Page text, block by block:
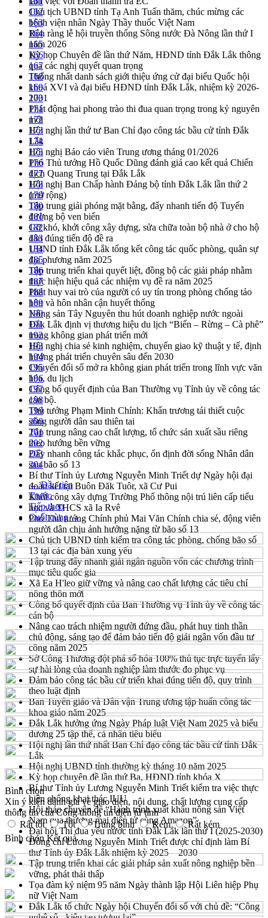
Chủ tịch UBND tỉnh Tạ Anh Tuấn thăm, chúc mừng các
bệnh viện nhân Ngày Thầy thuốc Việt Nam
Rộn ràng lễ hội truyền thống Sông nước Đà Nông lần thứ I
năm 2026
Kỳ họp Chuyên đề lần thứ Năm, HĐND tỉnh Đắk Lắk thông
qua các nghị quyết quan trọng
Thống nhất danh sách giới thiệu ứng cử đại biểu Quốc hội
khoá XVI và đại biểu HĐND tỉnh Đắk Lắk, nhiệm kỳ 2026-
2031
Phát động hai phong trào thi đua quan trọng trong kỷ nguyên
mới
Hội nghị lần thứ tư Ban Chỉ đạo công tác bầu cử tỉnh Đắk
Lắk
Hội nghị Báo cáo viên Trung ương tháng 01/2026
Phó Thủ tướng Hồ Quốc Dũng đánh giá cao kết quả Chiến
dịch Quang Trung tại Đắk Lắk
Hội nghị Ban Chấp hành Đảng bộ tỉnh Đắk Lắk lần thứ 2
(mở rộng)
Tập trung giải phóng mặt bằng, đẩy nhanh tiến độ Tuyến
đường bộ ven biển
Gỡ khó, khởi công xây dựng, sửa chữa toàn bộ nhà ở cho hộ
dân đúng tiến độ đề ra
UBND tỉnh Đắk Lắk tổng kết công tác quốc phòng, quân sự
địa phương năm 2025
Tập trung triển khai quyết liệt, đồng bộ các giải pháp nhằm
thực hiện hiệu quả các nhiệm vụ đề ra năm 2025
Phát huy vai trò của người có uy tín trong phòng chống tảo
hôn và hôn nhân cận huyết thống
Nông sản Tây Nguyên thu hút doanh nghiệp nước ngoài
Đắk Lắk định vị thương hiệu du lịch “Biển – Rừng – Cà phê”
trong không gian phát triển mới
Hội nghị chia sẻ kinh nghiệm, chuyển giao kỹ thuật y tế, định
hướng phát triển chuyên sâu đến 2030
Chuyển đổi số mở ra không gian phát triển trong lĩnh vực văn
hóa, du lịch
Công bố quyết định của Ban Thường vụ Tỉnh ủy về công tác
cán bộ.
Thủ tướng Phạm Minh Chính: Khẩn trương tái thiết cuộc
sống người dân sau thiên tai
Tập trung nâng cao chất lượng, tổ chức sản xuất sầu riêng
theo hướng bền vững
Đẩy nhanh công tác khắc phục, ổn định đời sống Nhân dân
sau bão số 13
Bí thư Tỉnh ủy Lương Nguyễn Minh Triết dự Ngày hội đại
đoàn kết tại Buôn Đăk Tuôr, xã Cư Pui
Khởi công xây dựng Trường Phổ thông nội trú liên cấp tiểu
học và THCS xã Ia Rvê
Phó Thủ tướng Chính phủ Mai Văn Chính chia sẻ, động viên
người dân chịu ảnh hưởng nặng từ bão số 13
Chủ tịch UBND tỉnh kiểm tra công tác phòng, chống bão số
13 tại các địa bàn xung yếu
Tập trung đẩy nhanh giải ngân nguồn vốn các chương trình
mục tiêu quốc gia
Xã Ea H'leo giữ vững và nâng cao chất lượng các tiêu chí
nông thôn mới
Công bố quyết định của Ban Thường vụ Tỉnh ủy về công tác
cán bộ
Nâng cao trách nhiệm người đứng đầu, phát huy tinh thần
chủ động, sáng tạo để đảm bảo tiến độ giải ngân vốn đầu tư
công năm 2025
Sở Công Thương đột phá số hóa 100% thủ tục trực tuyến lấy
sự hài lòng của doanh nghiệp làm thước đo phục vụ
Đảm bảo công tác bầu cử triển khai đúng tiến độ, quy trình
theo luật định
Ban Tuyên giáo và Dân vận Trung ương tập huấn công tác
khoa giáo năm 2025
Đắk Lắk hưởng ứng Ngày Pháp luật Việt Nam 2025 và biểu
dương 25 tập thể, cá nhân tiêu biểu
Hội nghị lần thứ nhất Ban Chỉ đạo công tác bầu cử tỉnh Đắk
Lắk
Hội nghị UBND tỉnh thường kỳ tháng 10 năm 2025
Kỳ họp chuyên đề lần thứ Ba, HĐND tỉnh khóa X
Bí thư Tỉnh ủy Lương Nguyễn Minh Triết kiểm tra việc thực
hiện chống khai thác IUU
Hội thảo chuyên đề “Hành trình xuất khẩu nông sản Việt
Nam qua thương mại điện tử cùng Amazon”
Đại hội Thi đua yêu nước tỉnh Đắk Lắk lần thứ I (2025-2030)
Đồng chí Lương Nguyễn Minh Triết được chỉ định làm Bí
thư Tỉnh ủy Đắk Lắk nhiệm kỳ 2025 – 2030
Tập trung triển khai các giải pháp sản xuất nông nghiệp bền
vững, phát thải thấp
Tọa đàm kỷ niệm 95 năm Ngày thành lập Hội Liên hiệp Phụ
nữ Việt Nam
Đắk Lắk tổ chức Ngày hội Chuyển đổi số với chủ đề: “Công
162
163
164
165
166
167
168
169
170
171
172
173
174
175
176
177
178
179
180
181
182
183
184
185
186
187
188
189
190
191
192
193
194
195
196
197
198
199
200
201
202
203
204
← Đầu tiên
Trước
Tiếp theo
Cuối cùng →
Bình chọn
Xin ý kiến đánh giá về giao diện, nội dung, chất lượng cung cấp
thông tin của Cổng thông tin điện tử tỉnh
Rất tốt
Tốt Trung bình Kém
Rất kém
Bình chọnKết quả